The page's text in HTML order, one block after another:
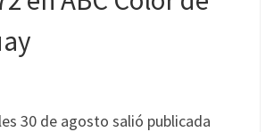
30 de agosto salió publicada